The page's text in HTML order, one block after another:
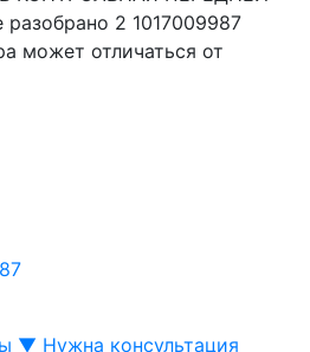
может отличаться от
▼ Нужна консультация